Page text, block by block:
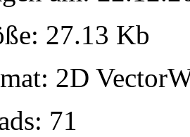
27.13 Kb
2D
71